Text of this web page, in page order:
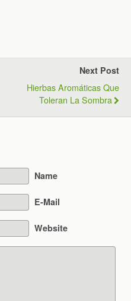
Next Post
Hierbas Aromáticas Que
Toleran La Sombra
Name
E-Mail
Website